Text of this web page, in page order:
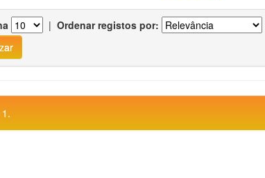
| Ordenar registos por: